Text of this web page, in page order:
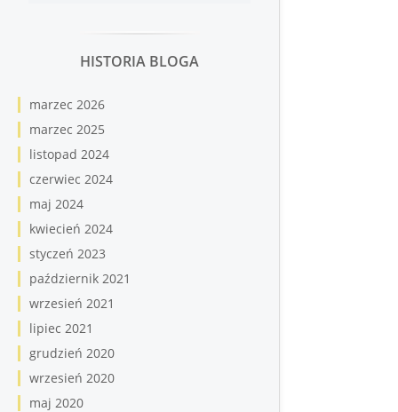
HISTORIA BLOGA
marzec 2026
marzec 2025
listopad 2024
czerwiec 2024
maj 2024
kwiecień 2024
styczeń 2023
październik 2021
wrzesień 2021
lipiec 2021
grudzień 2020
wrzesień 2020
maj 2020